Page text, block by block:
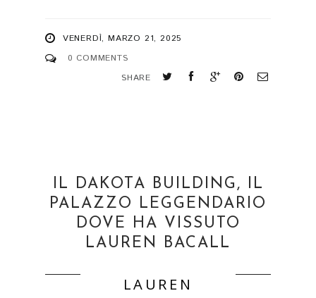
VENERDÌ, MARZO 21, 2025
0 COMMENTS
SHARE
IL DAKOTA BUILDING, IL
PALAZZO LEGGENDARIO
DOVE HA VISSUTO
LAUREN BACALL
LAUREN